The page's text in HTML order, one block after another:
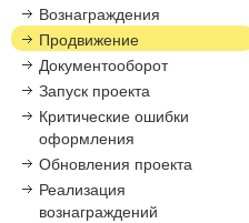
Вознаграждения
Продвижение
Документооборот
Запуск проекта
Критические ошибки
оформления
Обновления проекта
Реализация
вознаграждений